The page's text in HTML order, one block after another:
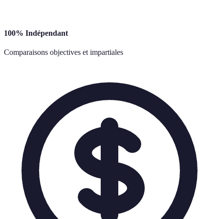
100% Indépendant
Comparaisons objectives et impartiales